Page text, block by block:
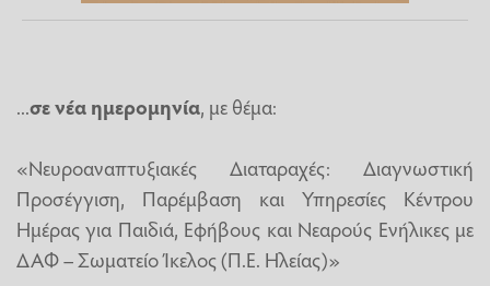
...σε νέα ημερομηνία, με θέμα:
«Νευροαναπτυξιακές Διαταραχές: Διαγνωστική
Προσέγγιση, Παρέμβαση και Υπηρεσίες Κέντρου
Ημέρας για Παιδιά, Εφήβους και Νεαρούς Ενήλικες με
ΔΑΦ – Σωματείο Ίκελος (Π.Ε. Ηλείας)»